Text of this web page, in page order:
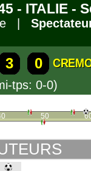
- ITALIE -
|
3 0
tps: 0-0)
50